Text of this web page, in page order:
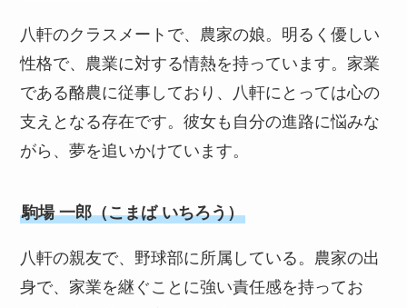
八軒のクラスメートで、農家の娘。明るく優しい
性格で、農業に対する情熱を持っています。家業
である酪農に従事しており、八軒にとっては心の
支えとなる存在です。彼女も自分の進路に悩みな
がら、夢を追いかけています。
駒場 一郎（こまば いちろう）
八軒の親友で、野球部に所属している。農家の出
身で、家業を継ぐことに強い責任感を持ってお